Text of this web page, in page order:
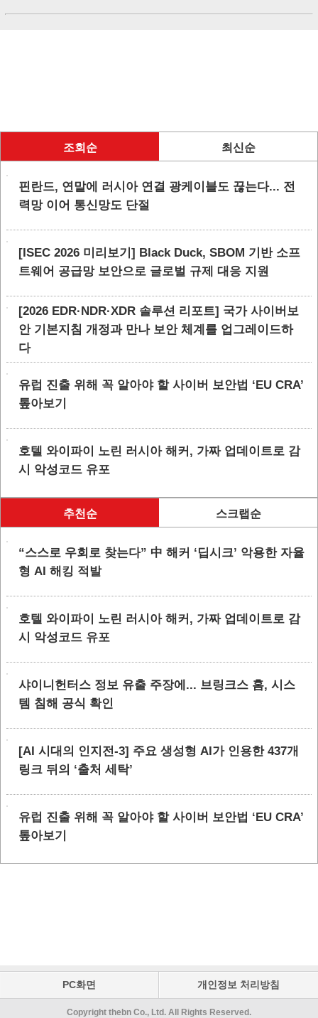
조회순 최신순
핀란드, 연말에 러시아 연결 광케이블도 끊는다... 전
력망 이어 통신망도 단절
[ISEC 2026 미리보기] Black Duck, SBOM 기반 소프
트웨어 공급망 보안으로 글로벌 규제 대응 지원
[2026 EDR·NDR·XDR 솔루션 리포트] 국가 사이버보
안 기본지침 개정과 만나 보안 체계를 업그레이드하
다
유럽 진출 위해 꼭 알아야 할 사이버 보안법 ‘EU CRA’
톺아보기
호텔 와이파이 노린 러시아 해커, 가짜 업데이트로 감
시 악성코드 유포
추천순 스크랩순
“스스로 우회로 찾는다” 中 해커 ‘딥시크’ 악용한 자율
형 AI 해킹 적발
호텔 와이파이 노린 러시아 해커, 가짜 업데이트로 감
시 악성코드 유포
샤이니헌터스 정보 유출 주장에... 브링크스 홈, 시스
템 침해 공식 확인
[AI 시대의 인지전-3] 주요 생성형 AI가 인용한 437개
링크 뒤의 ‘출처 세탁’
유럽 진출 위해 꼭 알아야 할 사이버 보안법 ‘EU CRA’
톺아보기
PC화면 개인정보 처리방침
Copyright thebn Co., Ltd. All Rights Reserved.